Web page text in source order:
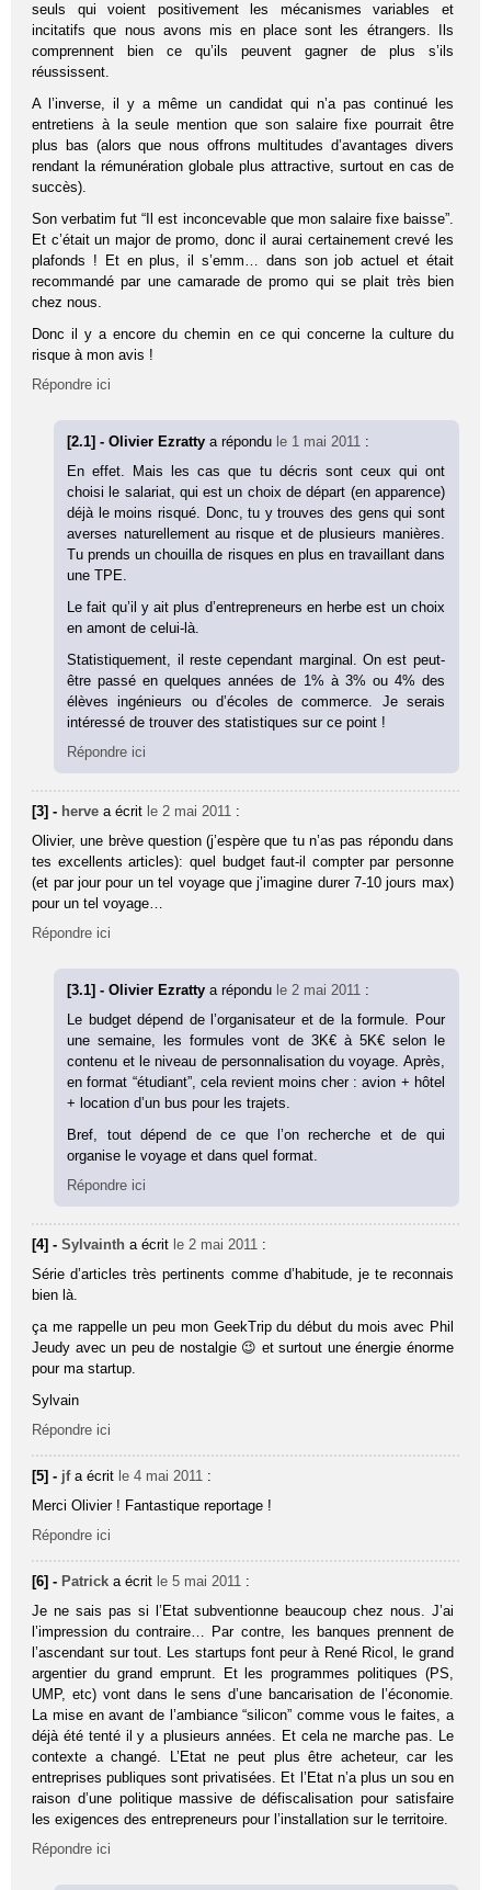
seuls qui voient positivement les mécanismes variables et
incitatifs que nous avons mis en place sont les étrangers. Ils
comprennent bien ce qu’ils peuvent gagner de plus s’ils
réussissent.
A l’inverse, il y a même un candidat qui n’a pas continué les
entretiens à la seule mention que son salaire fixe pourrait être
plus bas (alors que nous offrons multitudes d’avantages divers
rendant la rémunération globale plus attractive, surtout en cas de
succès).
Son verbatim fut “Il est inconcevable que mon salaire fixe baisse”.
Et c’était un major de promo, donc il aurai certainement crevé les
plafonds ! Et en plus, il s’emm… dans son job actuel et était
recommandé par une camarade de promo qui se plait très bien
chez nous.
Donc il y a encore du chemin en ce qui concerne la culture du
risque à mon avis !
Répondre ici
[2.1] - Olivier Ezrattya répondu le 1 mai 2011 :
En effet. Mais les cas que tu décris sont ceux qui ont
choisi le salariat, qui est un choix de départ (en apparence)
déjà le moins risqué. Donc, tu y trouves des gens qui sont
averses naturellement au risque et de plusieurs manières.
Tu prends un chouilla de risques en plus en travaillant dans
une TPE.
Le fait qu’il y ait plus d’entrepreneurs en herbe est un choix
en amont de celui-là.
Statistiquement, il reste cependant marginal. On est peut-
être passé en quelques années de 1% à 3% ou 4% des
élèves ingénieurs ou d’écoles de commerce. Je serais
intéressé de trouver des statistiques sur ce point !
Répondre ici
[3] - herve a écrit le 2 mai 2011 :
Olivier, une brève question (j’espère que tu n’as pas répondu dans
tes excellents articles): quel budget faut-il compter par personne
(et par jour pour un tel voyage que j’imagine durer 7-10 jours max)
pour un tel voyage…
Répondre ici
[3.1] - Olivier Ezrattya répondu le 2 mai 2011 :
Le budget dépend de l’organisateur et de la formule. Pour
une semaine, les formules vont de 3K€ à 5K€ selon le
contenu et le niveau de personnalisation du voyage. Après,
en format “étudiant”, cela revient moins cher : avion + hôtel
+ location d’un bus pour les trajets.
Bref, tout dépend de ce que l’on recherche et de qui
organise le voyage et dans quel format.
Répondre ici
[4] -Sylvainth a écrit le 2 mai 2011 :
Série d’articles très pertinents comme d’habitude, je te reconnais
bien là.
ça me rappelle un peu mon GeekTrip du début du mois avec Phil
Jeudy avec un peu de nostalgie 😉 et surtout une énergie énorme
pour ma startup.
Sylvain
Répondre ici
[5] - jf a écrit le 4 mai 2011 :
Merci Olivier ! Fantastique reportage !
Répondre ici
[6] - Patrick a écrit le 5 mai 2011 :
Je ne sais pas si l’Etat subventionne beaucoup chez nous. J’ai
l’impression du contraire… Par contre, les banques prennent de
l’ascendant sur tout. Les startups font peur à René Ricol, le grand
argentier du grand emprunt. Et les programmes politiques (PS,
UMP, etc) vont dans le sens d’une bancarisation de l’économie.
La mise en avant de l’ambiance “silicon” comme vous le faites, a
déjà été tenté il y a plusieurs années. Et cela ne marche pas. Le
contexte a changé. L’Etat ne peut plus être acheteur, car les
entreprises publiques sont privatisées. Et l’Etat n’a plus un sou en
raison d’une politique massive de défiscalisation pour satisfaire
les exigences des entrepreneurs pour l’installation sur le territoire.
Répondre ici